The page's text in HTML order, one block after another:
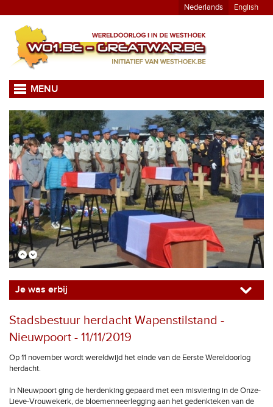
Nederlands English
MENU
Je was erbij
Stadsbestuur herdacht Wapenstilstand -
Nieuwpoort - 11/11/2019
Op 11 november wordt wereldwijd het einde van de Eerste Wereldoorlog
herdacht.
In Nieuwpoort ging de herdenking gepaard met een misviering in de Onze-
Lieve-Vrouwekerk, de bloemenneerlegging aan het gedenkteken van de